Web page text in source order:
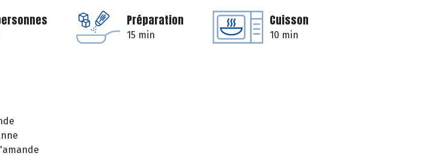
Préparation
15 min
Cuisson
10 min